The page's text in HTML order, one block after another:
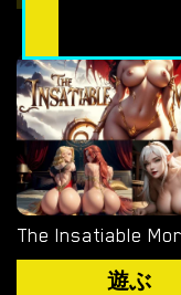
フリーセックス
無料エロゲーム
限定ゲーム
OVERWATCH
OVERWATCH
The Insatiable
遊ぶ